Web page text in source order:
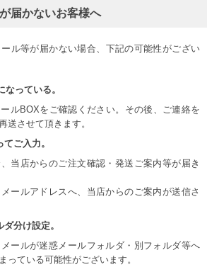
届かないお客様へ
ル等が届かない場合、下記の可能性がござい
っている。
ルBOXをご確認ください。その後、ご連絡を
送させて頂きます。
ご入力。
当店からのご注文確認・発送ご案内等が届き
ールアドレスへ、当店からのご案内が送信さ
分け設定。
ールが迷惑メールフォルダ・別フォルダ等へ
っている可能性がございます。